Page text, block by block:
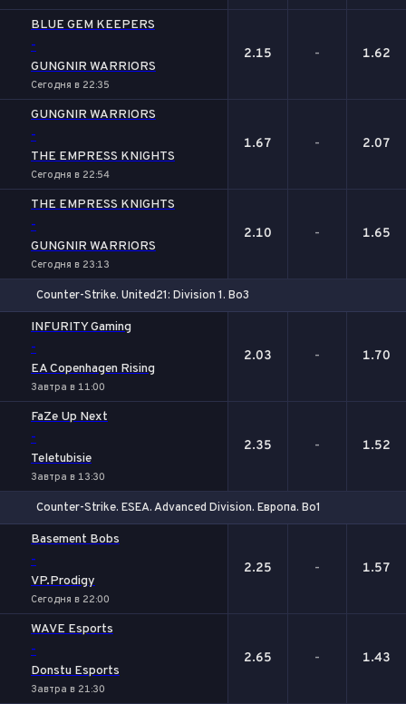
BLUE GEM KEEPERS
-
GUNGNIR WARRIORS
Сегодня в 22:35
2.15 - 1.62
GUNGNIR WARRIORS
-
THE EMPRESS KNIGHTS
Сегодня в 22:54
1.67 - 2.07
THE EMPRESS KNIGHTS
-
GUNGNIR WARRIORS
Сегодня в 23:13
2.10 - 1.65
Counter-Strike. United21: Division 1. Bo3
INFURITY Gaming
-
EA Copenhagen Rising
Завтра в 11:00
2.03 - 1.70
FaZe Up Next
-
Teletubisie
Завтра в 13:30
2.35 - 1.52
Counter-Strike. ESEA. Advanced Division. Европа. Bo1
Basement Bobs
-
VP.Prodigy
Сегодня в 22:00
2.25 - 1.57
WAVE Esports
-
Donstu Esports
Завтра в 21:30
2.65 - 1.43